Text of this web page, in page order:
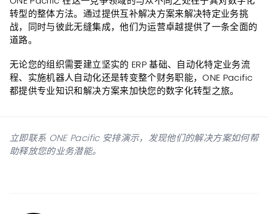
转型的整体方法。通过提供互补解决方案来解决特定业务挑
战，同时与彼此无缝集成，他们为运营卓越提供了一条全面的
道路。
无论您的组织需要建立坚实的 ERP 基础、自动化特定业务流
程、实施机器人自动化还是转变整个财务职能，ONE Pacific
都提供专业知识和解决方案来加快您的数字化转型之旅。
立即联系 ONE Pacific 安排演示，发现他们的解决方案如何帮
助释放您的业务潜能。